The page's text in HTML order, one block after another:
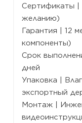
Сертификаты |
желанию)
Гарантия | 12
компоненты)
Срок
дней
Упаковка |
экспортный
Монтаж |